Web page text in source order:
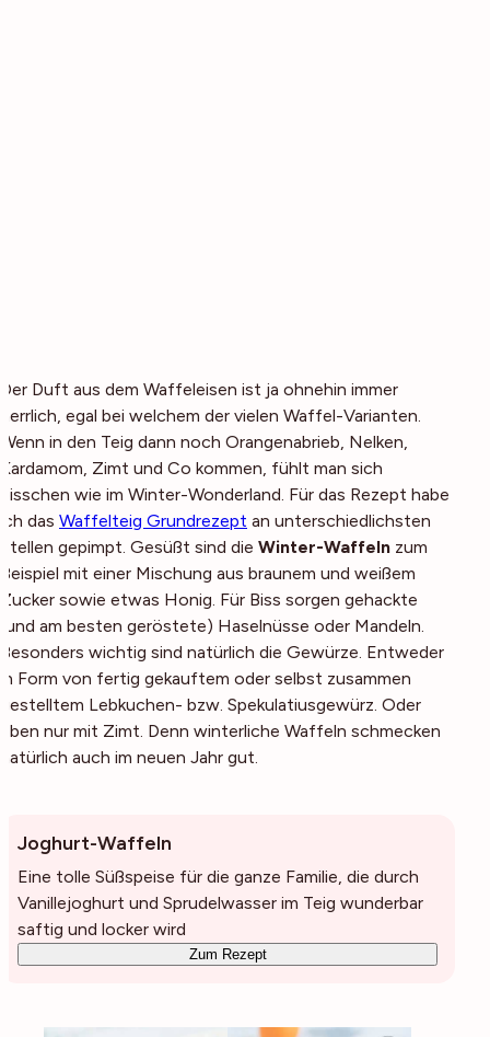
Der Duft aus dem Waffeleisen ist ja ohnehin immer
herrlich, egal bei welchem der vielen Waffel-Varianten.
Wenn in den Teig dann noch Orangenabrieb, Nelken,
Kardamom, Zimt und Co kommen, fühlt man sich
bisschen wie im Winter-Wonderland. Für das Rezept habe
ich das Waffelteig Grundrezept an unterschiedlichsten
Stellen gepimpt. Gesüßt sind die Winter-Waffeln zum
Beispiel mit einer Mischung aus braunem und weißem
Zucker sowie etwas Honig. Für Biss sorgen gehackte
(und am besten geröstete) Haselnüsse oder Mandeln.
Besonders wichtig sind natürlich die Gewürze. Entweder
in Form von fertig gekauftem oder selbst zusammen
gestelltem Lebkuchen- bzw. Spekulatiusgewürz. Oder
eben nur mit Zimt. Denn winterliche Waffeln schmecken
natürlich auch im neuen Jahr gut.
Joghurt-Waffeln
Eine tolle Süßspeise für die ganze Familie, die durch
Vanillejoghurt und Sprudelwasser im Teig wunderbar
saftig und locker wird
Zum Rezept